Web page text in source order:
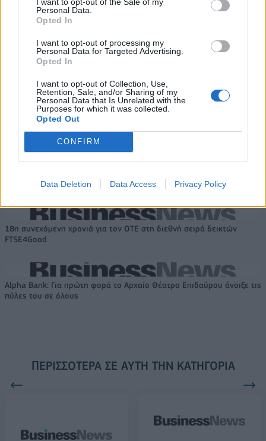
Personal Data.
Opted In
I want to opt-out of processing my
Personal Data for Targeted Advertising.
Opted In
I want to opt-out of Collection, Use,
Retention, Sale, and/or Sharing of my
Personal Data that Is Unrelated with the
Purposes for which it was collected.
Opted Out
CONFIRM
Data Deletion Data Access Privacy Policy
Χρηματοδότηση 8 εκατ. ευρώ
σε 843 μέσα ενημέρωσης-
Ξεκίνησε το πενταετές
πρόγραμμα ενίσχυσης του
Η Chery επενδύει 75 εκατ. δολάρια στην KG Mobility
Το FIAT 500 Hybrid τώρα από
18.990 ευρώ
συνεχίζουν μαζί: Ανανέωση της
2028
18η συνεχόμενη χρονιά για τον ΟΤΕ στη διεθνή σειρά δεικτών
FTSE4Good
Alpha Bank: Για πρώτη φορά το Αρχαίο Θέατρο Επιδαύρου άνοιξε τις
πύλες του σε όλους
ΠΕΡΙΣΣΌΤΕΡΑ ΣΕ ΑΥΤΉ ΤΗΝ ΚΑΤΗΓΟΡΊΑ